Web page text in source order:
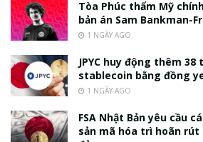
Tòa Phúc thẩm Mỹ
bản án Sam Bankman-
1 NGÀY AGO
JPYC huy động thêm 38
stablecoin bằng đồng
1 NGÀY AGO
FSA Nhật Bản yêu cầu
sản mã hóa trì hoãn